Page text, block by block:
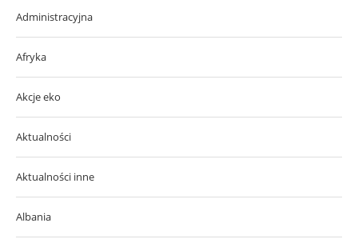
Administracyjna
Afryka
Akcje eko
Aktualności
Aktualności inne
Albania